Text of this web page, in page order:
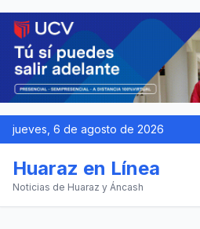
jueves, 6 de agosto de 2026
Huaraz en Línea
Noticias de Huaraz y Áncash